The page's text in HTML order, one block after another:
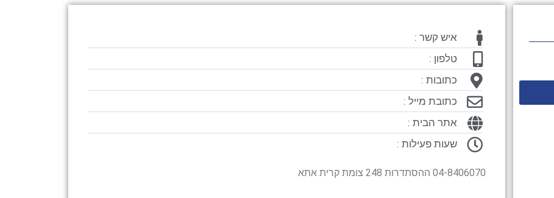
איש קשר :
טלפון :
כתובות :
כתובת מייל :
אתר הבית :
שעות פעילות :
04-8406070 ההסתדרות 248 צומת קרית אתא